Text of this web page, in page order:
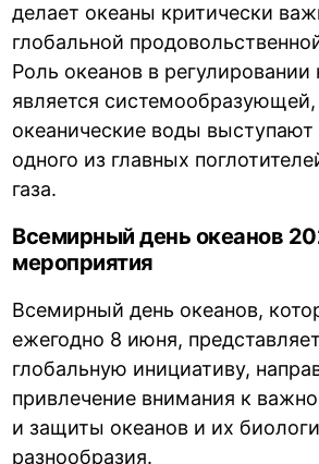
делает океаны критически
глобальной
Роль океанов в регулировании
является
океанические воды выступают
одного из главных
газа.
Всемирный день океанов
мероприятия
Всемирный день океанов,
ежегодно 8 июня,
глобальную инициативу,
привлечение внимания к
и защиты океанов и их
разнообразия.